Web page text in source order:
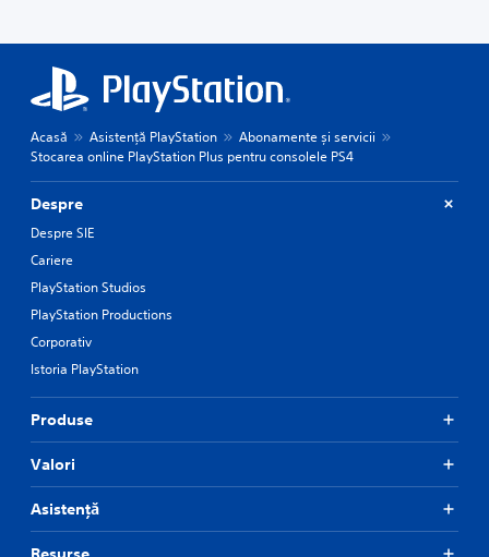
Acasă Asistență PlayStation
Abonamente și servicii
Stocarea online PlayStation Plus pentru consolele PS4
Despre
Despre SIE
Cariere
PlayStation Studios
PlayStation Productions
Corporativ
Istoria PlayStation
Produse
Valori
Asistență